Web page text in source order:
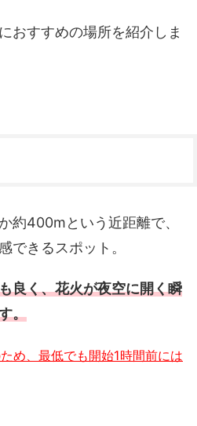
おすすめの場所を紹介しま
約400mという近距離で、
できるスポット。
良く、花火が夜空に開く瞬
。
め、最低でも開始1時間前には